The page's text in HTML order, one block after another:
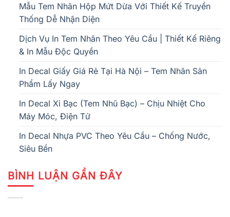
Mẫu Tem Nhãn Hộp Mứt Dừa Với Thiết Kế Truyền
Thống Dễ Nhận Diện
Dịch Vụ In Tem Nhãn Theo Yêu Cầu | Thiết Kế Riêng
& In Mẫu Độc Quyền
In Decal Giấy Giá Rẻ Tại Hà Nội – Tem Nhãn Sản
Phẩm Lấy Ngay
In Decal Xi Bạc (Tem Nhũ Bạc) – Chịu Nhiệt Cho
Máy Móc, Điện Tử
In Decal Nhựa PVC Theo Yêu Cầu – Chống Nước,
Siêu Bền
BÌNH LUẬN GẦN ĐÂY